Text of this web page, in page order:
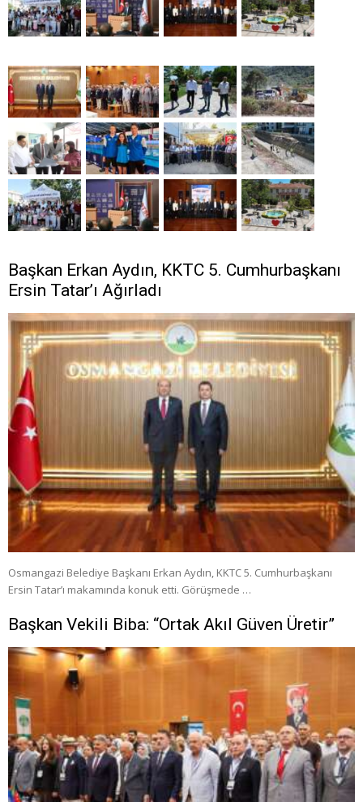
Başkan Erkan Aydın, KKTC 5. Cumhurbaşkanı
Ersin Tatar’ı Ağırladı
Osmangazi Belediye Başkanı Erkan Aydın, KKTC 5. Cumhurbaşkanı
Ersin Tatar’ı makamında konuk etti. Görüşmede …
Başkan Vekili Biba: “Ortak Akıl Güven Üretir”